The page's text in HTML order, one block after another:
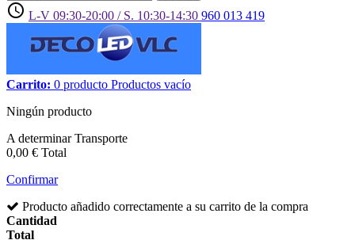
access_time L-V 09:30-20:00 / S. 10:30-14:30 960 013 419
Carrito: 0 producto Productos vacío
Ningún producto
A determinarTransporte
0,00 € Total
Confirmar
Producto añadido correctamente a su carrito de la compra
Cantidad
Total